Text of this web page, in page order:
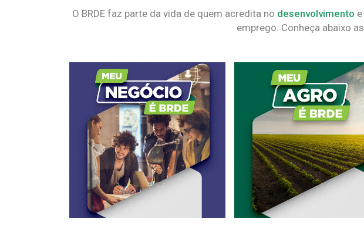
O BRDE faz parte da vida de quem acredita no desenvolvimento
emprego. Conheça abaixo